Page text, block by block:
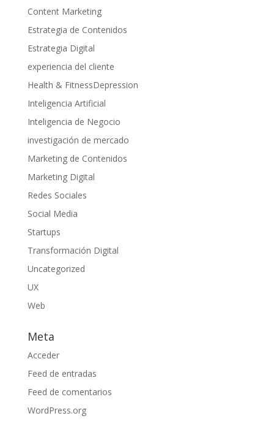
Content Marketing
Estrategia de Contenidos
Estrategia Digital
experiencia del cliente
Health & FitnessDepression
Inteligencia Artificial
Inteligencia de Negocio
investigación de mercado
Marketing de Contenidos
Marketing Digital
Redes Sociales
Social Media
Startups
Transformación Digital
Uncategorized
UX
Web
Meta
Acceder
Feed de entradas
Feed de comentarios
WordPress.org